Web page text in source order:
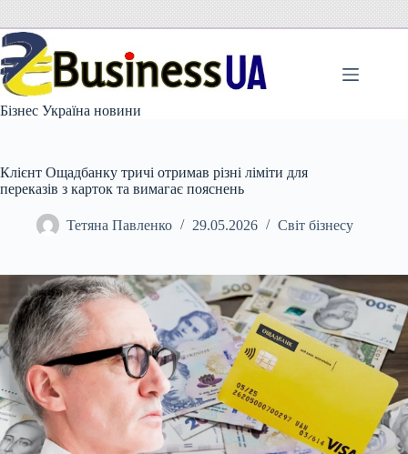
вмісту
Бізнес Україна новини
Клієнт Ощадбанку тричі отримав різні ліміти для
переказів з карток та вимагає пояснень
Тетяна Павленко 29.05.2026 Світ бізнесу